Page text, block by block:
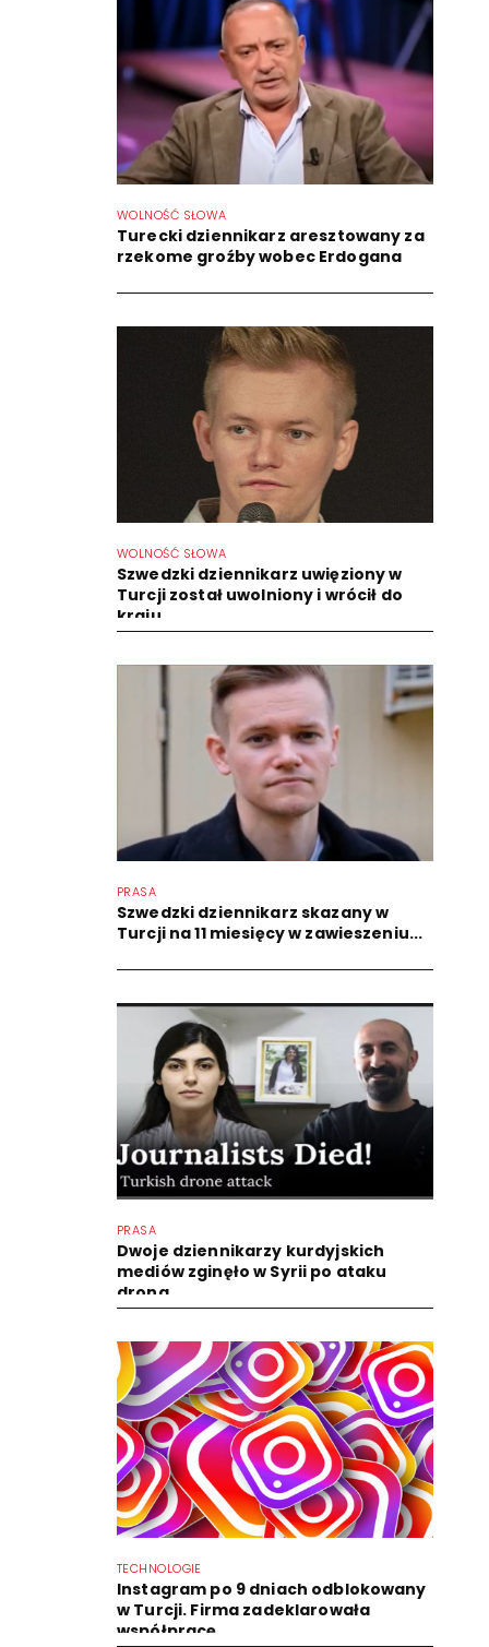
WOLNOŚĆ SŁOWA
Turecki dziennikarz aresztowany za
rzekome groźby wobec Erdogana
WOLNOŚĆ SŁOWA
Szwedzki dziennikarz uwięziony w
Turcji został uwolniony i wrócił do
kraju
PRASA
Szwedzki dziennikarz skazany w
Turcji na 11 miesięcy w zawieszeniu...
PRASA
Dwoje dziennikarzy kurdyjskich
mediów zginęło w Syrii po ataku
drona
TECHNOLOGIE
Instagram po 9 dniach odblokowany
w Turcji. Firma zadeklarowała
współpracę